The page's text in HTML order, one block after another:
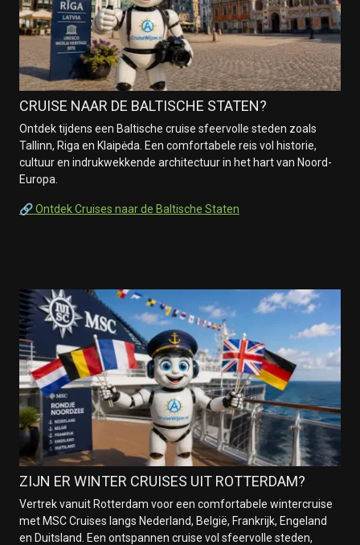
CRUISE NAAR DE BALTISCHE STATEN?
Ontdek tijdens een Baltische cruise sfeervolle steden zoals
Tallinn, Riga en Klaipėda. Een comfortabele reis vol historie,
cultuur en indrukwekkende architectuur in het hart van Noord-
Europa.
🔗 Ontdek Cruises naar de Baltische Staten
ZIJN ER WINTER CRUISES UIT ROTTERDAM?
Vertrek vanuit Rotterdam voor een comfortabele wintercruise
met MSC Cruises langs Nederland, België, Frankrijk, Engeland
en Duitsland. Een ontspannen cruise vol sfeervolle steden,